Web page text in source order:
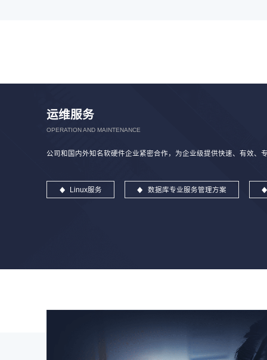
运维服务
OPERATION AND MAINTENANCE
公司和国内外知名软硬件企业紧密合作，为企业级提供快速、有效、
Linux服务 数据库专业服务管理方案